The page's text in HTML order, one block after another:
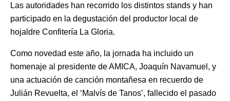
Las autoridades han recorrido los distintos stands y han
participado en la degustación del productor local de
hojaldre Confitería La Gloria.
Como novedad este año, la jornada ha incluido un
homenaje al presidente de AMICA, Joaquín Navamuel, y
una actuación de canción montañesa en recuerdo de
Julián Revuelta, el ‘Malvís de Tanos’, fallecido el pasado